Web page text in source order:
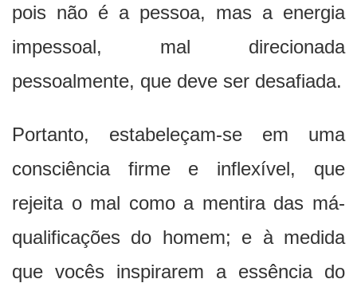
pois não é a pessoa, mas a energia
impessoal, mal direcionada
pessoalmente, que deve ser desafiada.
Portanto, estabeleçam-se em uma
consciência firme e inflexível, que
rejeita o mal como a mentira das má-
qualificações do homem; e à medida
que vocês inspirarem a essência do